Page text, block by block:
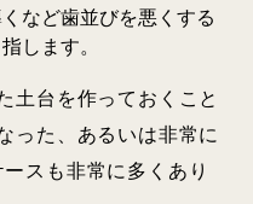
など歯並びを悪くする
します。
土台を作っておくこと
った、あるいは非常に
スも非常に多くあり